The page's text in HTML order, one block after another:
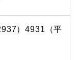
）4931（平